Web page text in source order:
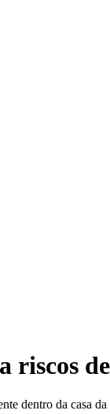
riscos
dentro da casa